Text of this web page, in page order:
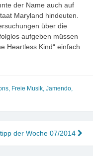
der Name auch auf
Maryland hindeuten.
über die
aufgeben müssen
Heartless Kind“ einfach
, Freie Musik, Jamendo,
der Woche 07/2014